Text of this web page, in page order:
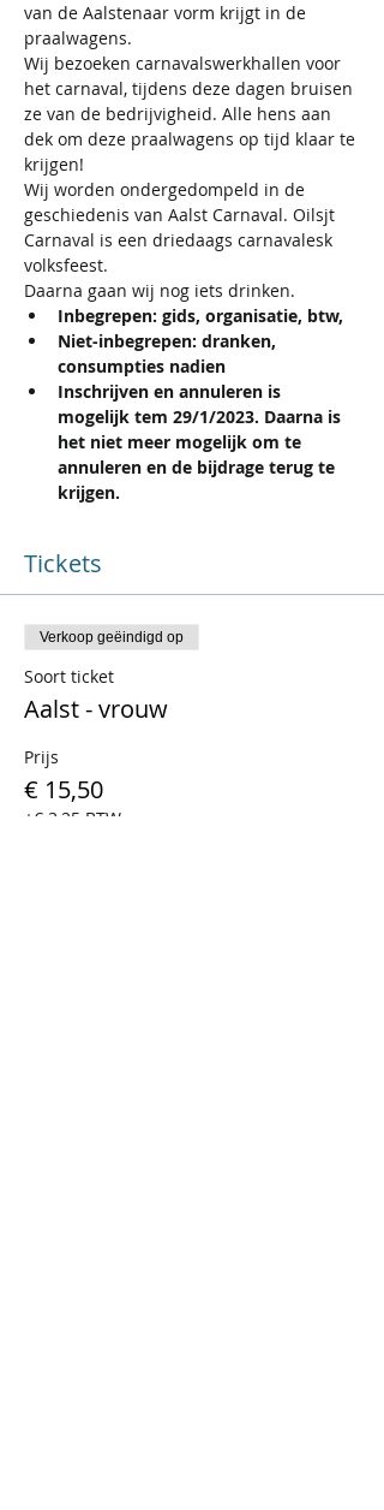
van de Aalstenaar vorm krijgt in de
praalwagens.
Wij bezoeken carnavalswerkhallen voor
het carnaval, tijdens deze dagen bruisen
ze van de bedrijvigheid. Alle hens aan
dek om deze praalwagens op tijd klaar te
krijgen!
Wij worden ondergedompeld in de
geschiedenis van Aalst Carnaval. Oilsjt
Carnaval is een driedaags carnavalesk
volksfeest.
Daarna gaan wij nog iets drinken.
Inbegrepen: gids, organisatie, btw,
Niet-inbegrepen: dranken,
consumpties nadien
Inschrijven en annuleren is
mogelijk tem 29/1/2023. Daarna is
het niet meer mogelijk om te
annuleren en de bijdrage terug te
krijgen.
Tickets
Verkoop geëindigd op
Soort ticket
Aalst - vrouw
Prijs
€ 15,50
+€ 3,25 BTW